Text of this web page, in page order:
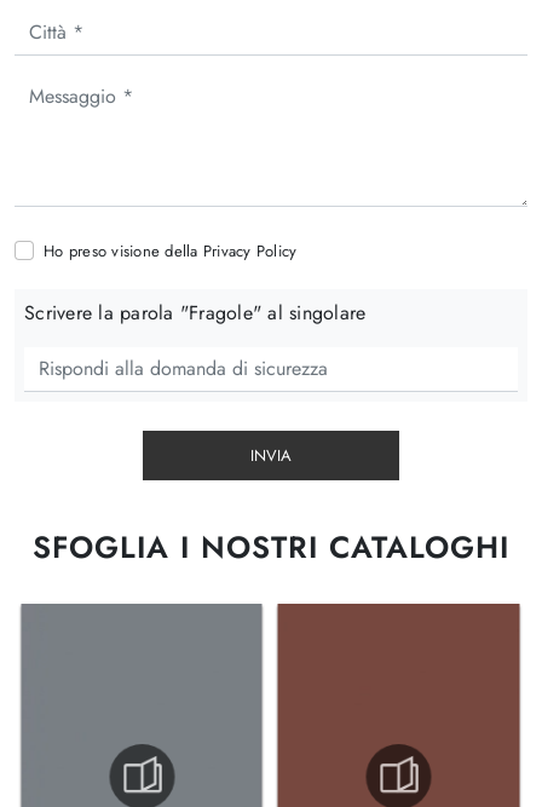
SFOGLIA I NOSTRI CATALOGHI
Ho preso visione della Privacy Policy
Scrivere la parola "Fragole" al singolare
INVIA